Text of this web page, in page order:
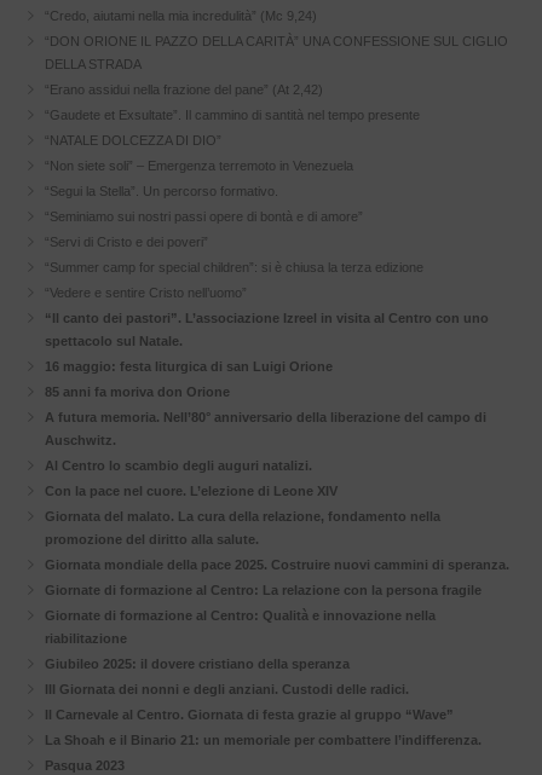
“Credo, aiutami nella mia incredulità” (Mc 9,24)
“DON ORIONE IL PAZZO DELLA CARITÀ” UNA CONFESSIONE SUL CIGLIO
DELLA STRADA
“Erano assidui nella frazione del pane” (At 2,42)
“Gaudete et Exsultate”. Il cammino di santità nel tempo presente
“NATALE DOLCEZZA DI DIO”
“Non siete soli” – Emergenza terremoto in Venezuela
“Segui la Stella”. Un percorso formativo.
“Seminiamo sui nostri passi opere di bontà e di amore”
“Servi di Cristo e dei poveri”
“Summer camp for special children”: si è chiusa la terza edizione
“Vedere e sentire Cristo nell’uomo”
“Il canto dei pastori”. L’associazione Izreel in visita al Centro con uno
spettacolo sul Natale.
16 maggio: festa liturgica di san Luigi Orione
85 anni fa moriva don Orione
A futura memoria. Nell’80° anniversario della liberazione del campo di
Auschwitz.
Al Centro lo scambio degli auguri natalizi.
Con la pace nel cuore. L’elezione di Leone XIV
Giornata del malato. La cura della relazione, fondamento nella
promozione del diritto alla salute.
Giornata mondiale della pace 2025. Costruire nuovi cammini di speranza.
Giornate di formazione al Centro: La relazione con la persona fragile
Giornate di formazione al Centro: Qualità e innovazione nella
riabilitazione
Giubileo 2025: il dovere cristiano della speranza
III Giornata dei nonni e degli anziani. Custodi delle radici.
Il Carnevale al Centro. Giornata di festa grazie al gruppo “Wave”
La Shoah e il Binario 21: un memoriale per combattere l’indifferenza.
Pasqua 2023